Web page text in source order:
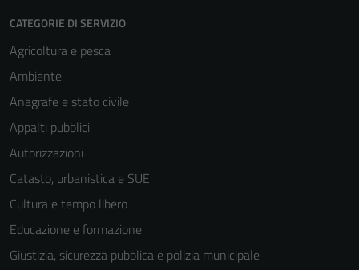
CATEGORIE DI SERVIZIO
Agricoltura e pesca
Ambiente
Anagrafe e stato civile
Appalti pubblici
Autorizzazioni
Catasto, urbanistica e SUE
Cultura e tempo libero
Educazione e formazione
Giustizia, sicurezza pubblica e polizia municipale